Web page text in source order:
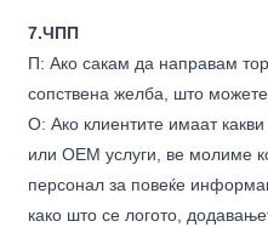
7.ЧПП
П: Ако сакам да направам
сопствена желба, што
О: Ако клиентите имаат
или OEM услуги, ве молиме
персонал за повеќе
како што се логото,